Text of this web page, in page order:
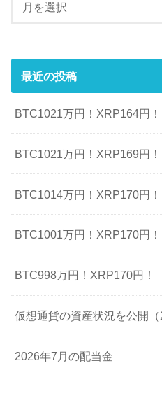
最近の投稿
BTC1021万円！XRP164円！
BTC1021万円！XRP169円！
BTC1014万円！XRP170円！
BTC1001万円！XRP170円！
BTC998万円！XRP170円！
仮想通貨の資産状況を公開（
2026年7月の配当金